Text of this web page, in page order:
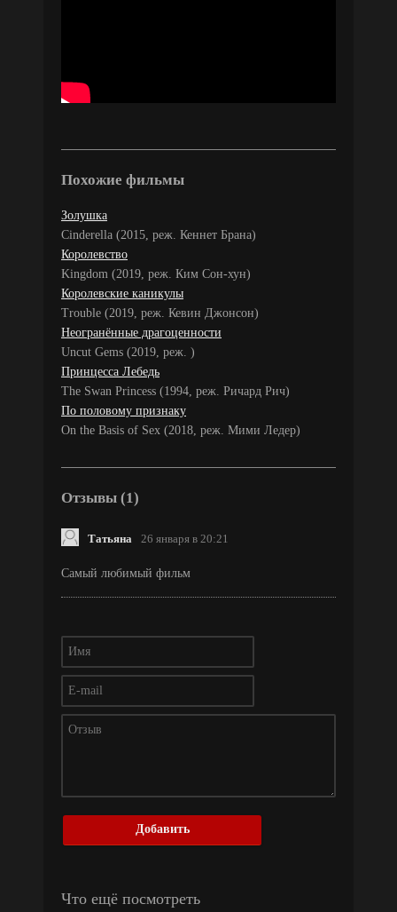
Похожие фильмы
Золушка
Cinderella (2015, реж. Кеннет Брана)
Королевство
Kingdom (2019, реж. Ким Сон-хун)
Королевские каникулы
Trouble (2019, реж. Кевин Джонсон)
Неогранённые драгоценности
Uncut Gems (2019, реж. )
Принцесса Лебедь
The Swan Princess (1994, реж. Ричард Рич)
По половому признаку
On the Basis of Sex (2018, реж. Мими Ледер)
Отзывы (1)
Татьяна 26 января в 20:21
Самый любимый фильм
Добавить
Что ещё посмотреть